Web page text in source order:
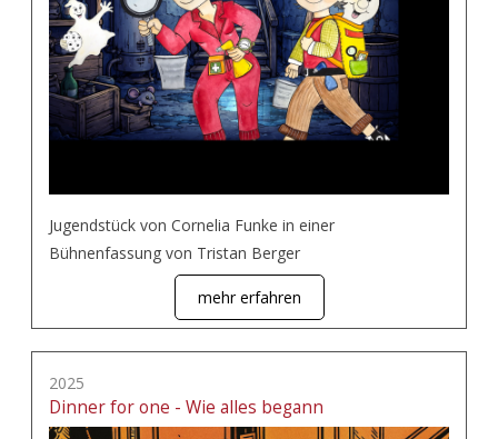
Jugendstück von Cornelia Funke in einer
Bühnenfassung von Tristan Berger
mehr erfahren
2025
Dinner for one - Wie alles begann